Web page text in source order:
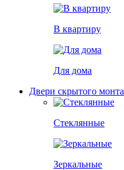
В квартиру
Для дома
Двери скрытого
Стеклянные
Зеркальные